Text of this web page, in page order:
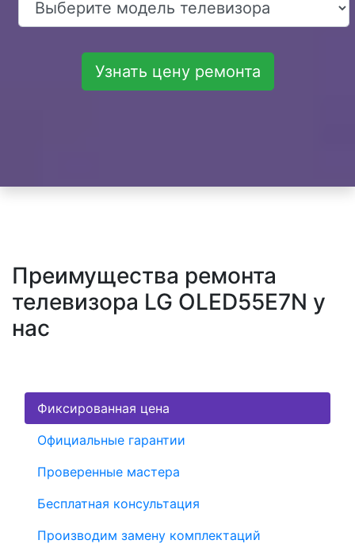
Узнать цену ремонта
Преимущества ремонта
телевизора LG OLED55E7N у
нас
Фиксированная цена
Официальные гарантии
Проверенные мастера
Бесплатная консультация
Производим замену комплектаций